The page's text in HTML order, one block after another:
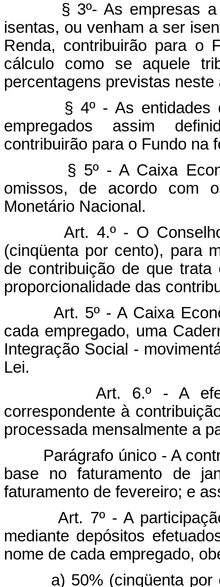
§ 3º- As empresas a
isentas, ou venham a ser
Renda, contribuirão para o
cálculo como se aquele
percentagens previstas neste
§ 4º - As entidades de
empregados assim
contribuirão para o Fundo na
§ 5º - A Caixa
omissos, de acordo com
Monetário Nacional.
Art. 4.º - O
(cinqüenta por cento), para
de contribuição de que
proporcionalidade das
Art. 5º - A Caixa
cada empregado, uma
Integração Social -
Lei.
Art. 6.º - A
correspondente à
processada mensalmente a
Parágrafo único - A
base no faturamento de
faturamento de fevereiro; e
Art. 7º - A
mediante depósitos
nome de cada empregado,
a) 50% (cinqüenta por